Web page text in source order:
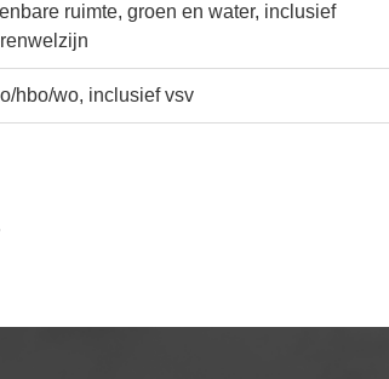
ruimte, groen en water, inclusief
hbo/wo, inclusief vsv